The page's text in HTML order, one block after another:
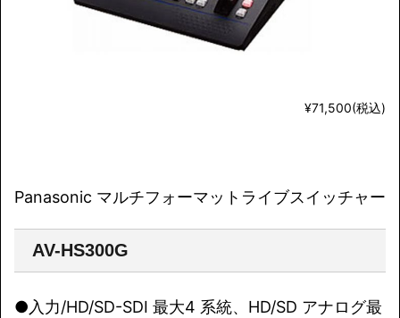
¥71,500(税込)
Panasonic マルチフォーマットライブスイッチャー
AV-HS300G
●入力/HD/SD-SDI 最大4 系統、HD/SD アナログ最